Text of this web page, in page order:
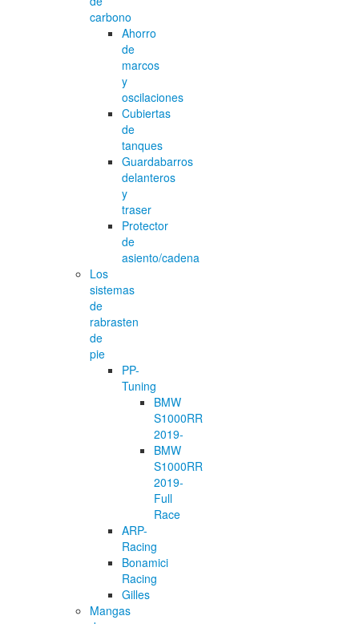
carbono
Ahorro
de
marcos
y
oscilaciones
Cubiertas
de
tanques
Guardabarros
delanteros
y
traser
Protector
de
asiento/cadena
Los
sistemas
de
rabrasten
de
pie
PP-
Tuning
BMW
S1000RR
2019-
BMW
S1000RR
2019-
Full
Race
ARP-
Racing
Bonamici
Racing
Gilles
Mangas